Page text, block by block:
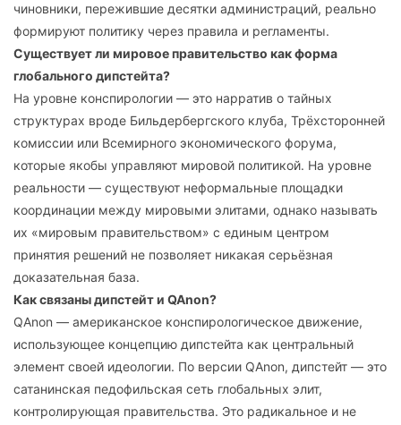
чиновники, пережившие десятки администраций, реально
формируют политику через правила и регламенты.
Существует ли мировое правительство как форма
глобального дипстейта?
На уровне конспирологии — это нарратив о тайных
структурах вроде Бильдербергского клуба, Трёхсторонней
комиссии или Всемирного экономического форума,
которые якобы управляют мировой политикой. На уровне
реальности — существуют неформальные площадки
координации между мировыми элитами, однако называть
их «мировым правительством» с единым центром
принятия решений не позволяет никакая серьёзная
доказательная база.
Как связаны дипстейт и QAnon?
QAnon — американское конспирологическое движение,
использующее концепцию дипстейта как центральный
элемент своей идеологии. По версии QAnon, дипстейт — это
сатанинская педофильская сеть глобальных элит,
контролирующая правительства. Это радикальное и не